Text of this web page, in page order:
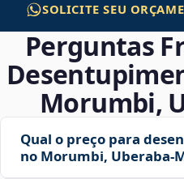
SOLICITE SEU
Perguntas
Morumbi,
Qual o preço para
no Morumbi,